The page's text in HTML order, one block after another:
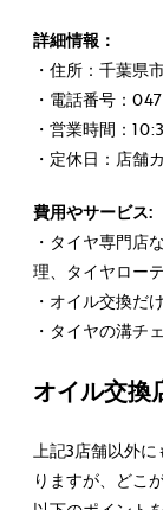
詳細情報：
・住所：千葉県
・電話番号：
・営業時間：
・定休日：店舗
費用やサービス:
・タイヤ専門店
理、タイヤロー
・オイル交換だ
・タイヤの溝チ
オイル交換
上記3店舗以外
りますが、どこ